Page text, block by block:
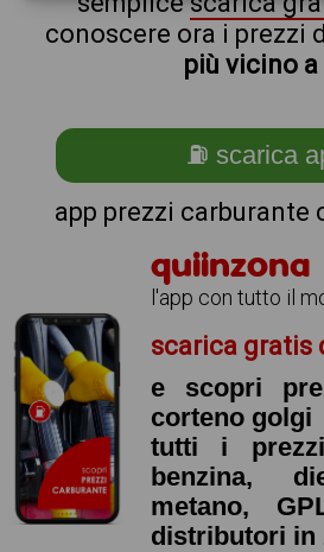
conoscere ora i prezzi
più vicino a
⛽ scarica
app prezzi carburante
quiinzona
l'app con tutto il
scarica gratis
e scopri
corteno golgi
tutti i
benzina,
metano,
distributori in